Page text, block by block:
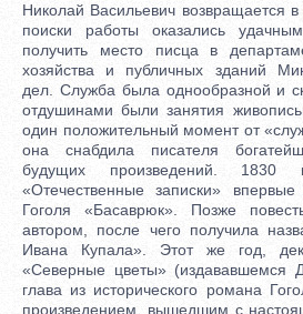
Николай Васильевич возвращается
поиски работы оказались
получить место писца в
хозяйства и публичных зданий
дел. Служба была однообразной и
отдушинами были занятия
один положительный момент от
она снабдила писателя
будущих произведений.
«Отечественные записки» впервые
Гоголя «Басаврюк». Позже
автором, после чего получила
Ивана Купала». Этот же год,
«Северные цветы» (издававшемся
глава из исторического романа
произведением, вышедшим с